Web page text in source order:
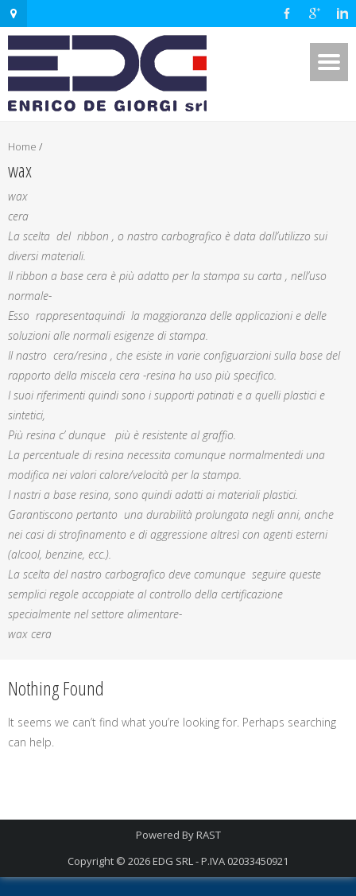
Home /
wax
wax
cera
La scelta del ribbon , o nastro carbografico è data dall’utilizzo sui
diversi materiali.
Il ribbon a base cera è più adatto per la stampa su carta , nell’uso
normale-
Esso rappresentaquindi la maggioranza delle applicazioni e delle
soluzioni alle normali esigenze di stampa.
Il nastro cera/resina , che esiste in varie configuarzioni sulla base del
rapporto della miscela cera -resina ha uso più specifico.
I suoi riferimenti quindi sono i supporti patinati e a quelli plastici e
sintetici,
Più resina c’ dunque più è resistente al graffio.
La percentuale di resina necessita comunque normalmentedi una
modifica nei valori calore/velocità per la stampa.
I nastri a base resina, sono quindi adatti ai materiali plastici.
Garantiscono pertanto una durabilità prolungata negli anni, anche
nei casi di strofinamento e di aggressione altresì con agenti esterni
(alcool, benzine, ecc.).
La scelta del nastro carbografico deve comunque seguire queste
semplici regole accoppiate al controllo della certificazione
specialmente nel settore alimentare-
wax cera
Nothing Found
It seems we can’t find what you’re looking for. Perhaps searching
can help.
Powered ByRAST
Copyright © 2026EDG SRL - P.IVA 02033450921